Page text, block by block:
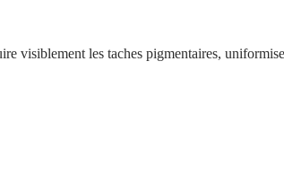
visiblement les taches pigmentaires,